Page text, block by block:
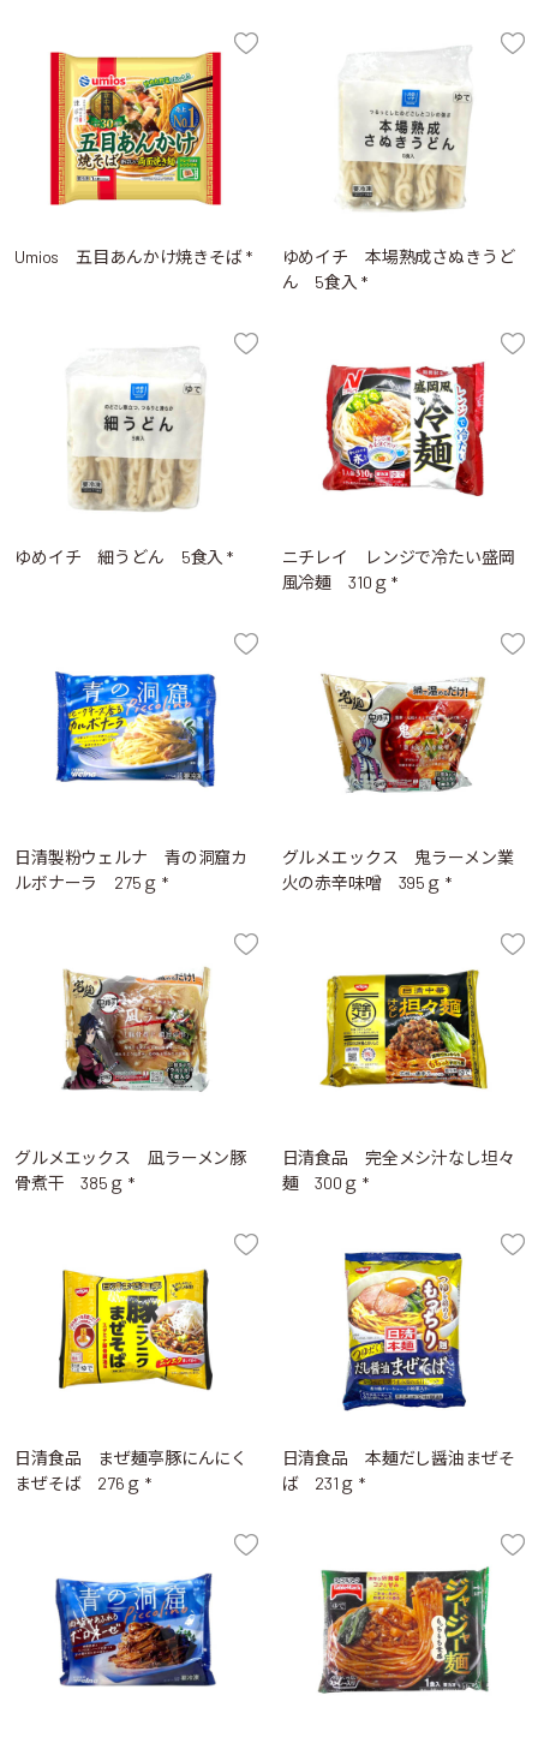
Umios 五目あんかけ焼きそば *
ゆめイチ 本場熟成さぬきうど
ん 5食入 *
ゆめイチ 細うどん 5食入 *
ニチレイ レンジで冷たい盛岡
風冷麺 310ｇ *
日清製粉ウェルナ 青の洞窟カ
ルボナーラ 275ｇ *
グルメエックス 鬼ラーメン業
火の赤辛味噌 395ｇ *
グルメエックス 凪ラーメン豚
骨煮干 385ｇ *
日清食品 完全メシ汁なし坦々
麺 300ｇ *
日清食品 まぜ麺亭豚にんにく
まぜそば 276ｇ *
日清食品 本麺だし醤油まぜそ
ば 231ｇ *